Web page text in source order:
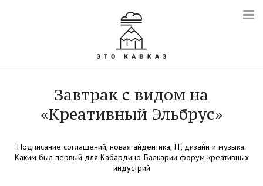
Завтрак с видом на
«Креативный Эльбрус»
Подписание соглашений, новая айдентика, IT, дизайн и музыка.
Каким был первый для Кабардино-Балкарии форум креативных
индустрий